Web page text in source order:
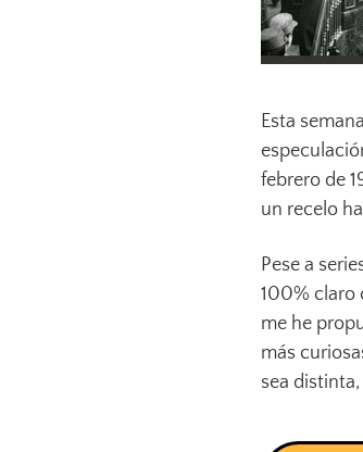
Esta
febrero de
un recelo
Pese a
100% claro
me he
más
sea